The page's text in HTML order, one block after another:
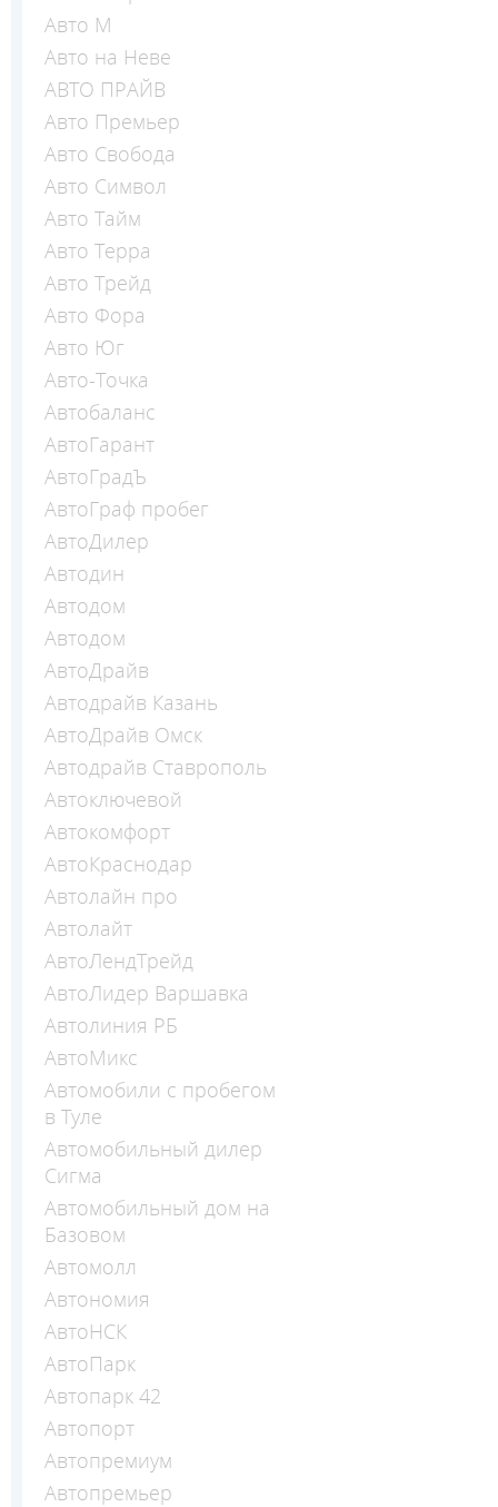
Авто М
Авто на Неве
АВТО ПРАЙВ
Авто Премьер
Авто Свобода
Авто Символ
Авто Тайм
Авто Терра
Авто Трейд
Авто Фора
Авто Юг
Авто-Точка
Автобаланс
АвтоГарант
АвтоГрадЪ
АвтоГраф пробег
АвтоДилер
Автодин
Автодом
Автодом
АвтоДрайв
Автодрайв Казань
АвтоДрайв Омск
Автодрайв Ставрополь
Автоключевой
Автокомфорт
АвтоКраснодар
Автолайн про
Автолайт
АвтоЛендТрейд
АвтоЛидер Варшавка
Автолиния РБ
АвтоМикс
Автомобили с пробегом
в Туле
Автомобильный дилер
Сигма
Автомобильный дом на
Базовом
Автомолл
Автономия
АвтоНСК
АвтоПарк
Автопарк 42
Автопорт
Автопремиум
Автопремьер